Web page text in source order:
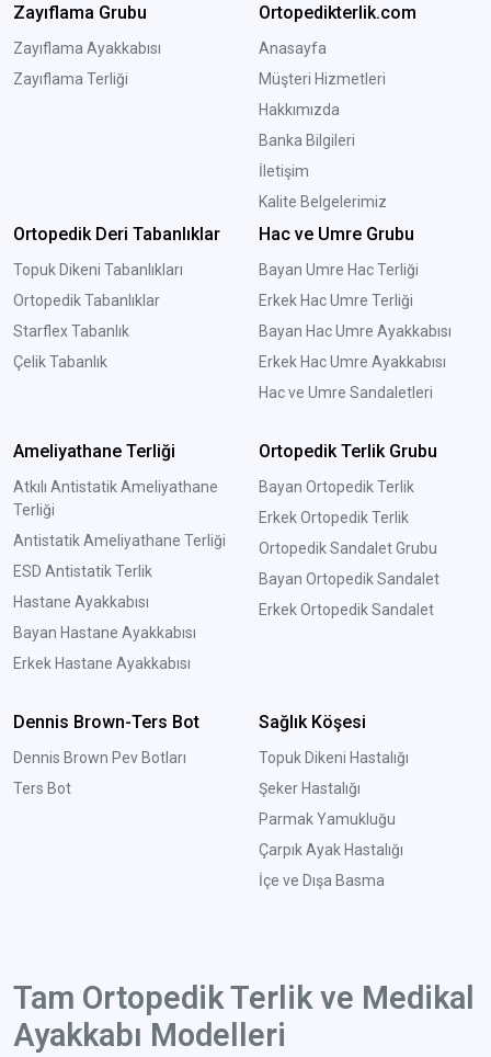
Zayıflama Grubu
Zayıflama Ayakkabısı
Zayıflama Terliği
Ortopedikterlik.com
Anasayfa
Müşteri Hizmetleri
Hakkımızda
Banka Bilgileri
İletişim
Kalite Belgelerimiz
Ortopedik Deri Tabanlıklar
Topuk Dikeni Tabanlıkları
Ortopedik Tabanlıklar
Starflex Tabanlık
Çelik Tabanlık
Hac ve Umre Grubu
Bayan Umre Hac Terliği
Erkek Hac Umre Terliği
Bayan Hac Umre Ayakkabısı
Erkek Hac Umre Ayakkabısı
Hac ve Umre Sandaletleri
Ameliyathane Terliği
Atkılı Antistatik Ameliyathane
Terliği
Antistatik Ameliyathane Terliği
ESD Antistatik Terlik
Hastane Ayakkabısı
Bayan Hastane Ayakkabısı
Erkek Hastane Ayakkabısı
Ortopedik Terlik Grubu
Bayan Ortopedik Terlik
Erkek Ortopedik Terlik
Ortopedik Sandalet Grubu
Bayan Ortopedik Sandalet
Erkek Ortopedik Sandalet
Dennis Brown-Ters Bot
Dennis Brown Pev Botları
Ters Bot
Sağlık Köşesi
Topuk Dikeni Hastalığı
Şeker Hastalığı
Parmak Yamukluğu
Çarpık Ayak Hastalığı
İçe ve Dışa Basma
Tam Ortopedik Terlik ve Medikal
Ayakkabı Modelleri